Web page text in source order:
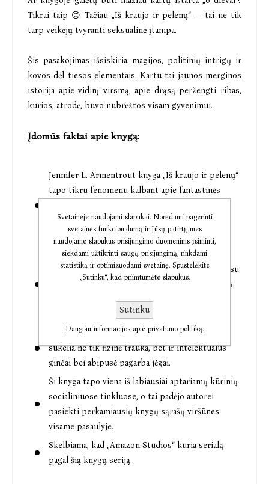
Tikrai taip 😊 Tačiau „Iš kraujo ir pelenų“ — tai ne tik
tarp veikėjų tvyranti seksualinė įtampa.
Šis pasakojimas išsiskiria magijos, politinių intrigų ir
kovos dėl tiesos elementais. Kartu tai jaunos merginos
istorija apie vidinį virsmą, apie drąsą peržengti ribas,
kurios, atrodė, buvo nubrėžtos visam gyvenimui.
Įdomūs faktai apie knygą:
Jennifer L. Armentrout knyga „Iš kraujo ir pelenų“
tapo tikru fenomenu kalbant apie fantastinės
sugrąžino vampyriškų motyvų madą, tačiau
pateikė juos visiškai naujai ir kur kas aštriau.
Armentrout garsėja savo gebėjimu rašyti
nepaprastai įtraukiančius dialogus. Knygoje gausu
humoro ir sarkazmo (ypač iš Kaselio lūpų), kuris
sušvelnina tamsią, smurtinę ir politinių intrigų
Knyga išgarsėjo dėl itin stiprios įtampos, kurią
sukelia ne tik fizinė trauka, bet ir intelektualūs
ginčai bei abipusė pagarba jėgai.
Ši knyga tapo viena iš labiausiai aptariamų kūrinių
socialiniuose tinkluose, o tai padėjo autorei
pasiekti perkamiausių knygų sąrašų viršūnes
visame pasaulyje.
Skelbiama, kad „Amazon Studios“ kuria serialą
pagal šią knygų seriją.
Svetainėje naudojami slapukai. Norėdami pagerinti
svetainės funkcionalumą ir Jūsų patirtį, mes
naudojame slapukus prisijungimo duomenims įsiminti,
siekdami užtikrinti saugų prisijungimą, rinkdami
statistiką ir optimizuodami svetainę. Spustelėkite
„Sutinku“, kad priimtumėte slapukus.
Sutinku
Daugiau informacijos apie privatumo politiką.